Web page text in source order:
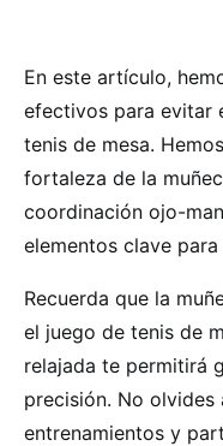
En este artículo,
efectivos para evitar
tenis de mesa.
fortaleza de la
coordinación ojo-
elementos clave
Recuerda que la
el juego de tenis de
relajada te permitirá
precisión. No
entrenamientos y